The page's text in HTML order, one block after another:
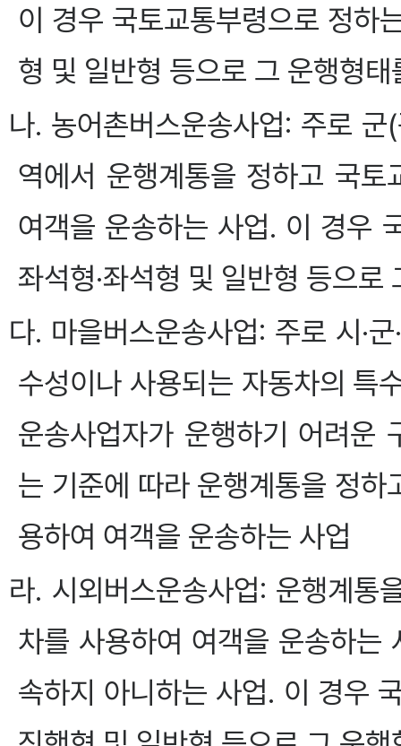
이 경우 국토교통부령으로 정하
형 및 일반형 등으로 그 운행형
나. 농어촌버스운송사업: 주로
역에서 운행계통을 정하고 국
여객을 운송하는 사업. 이 경우
좌석형·좌석형 및 일반형 등으로
다. 마을버스운송사업: 주로 시·
수성이나 사용되는 자동차의 특
운송사업자가 운행하기 어려운
는 기준에 따라 운행계통을 정
용하여 여객을 운송하는 사업
라. 시외버스운송사업: 운행계통
차를 사용하여 여객을 운송하는
속하지 아니하는 사업. 이 경우